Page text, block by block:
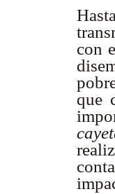
con
que